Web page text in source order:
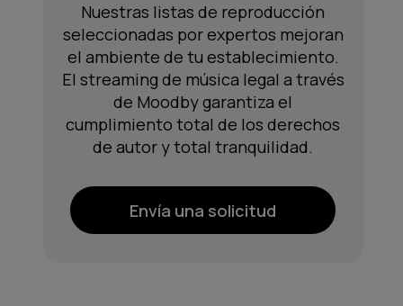
Envía una solicitud
Nuestras listas de reproducción
seleccionadas por expertos mejoran
el ambiente de tu establecimiento.
El streaming de música legal a través
de Moodby garantiza el
cumplimiento total de los derechos
de autor y total tranquilidad.